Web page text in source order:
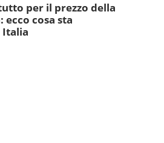
per il prezzo della
cosa sta
Italia